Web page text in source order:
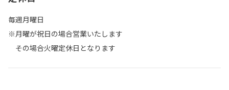
毎週月曜日
※月曜が祝日の場合営業いたします
その場合火曜定休日となります